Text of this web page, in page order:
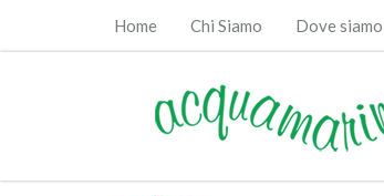
Home Chi Siamo Dove siamo